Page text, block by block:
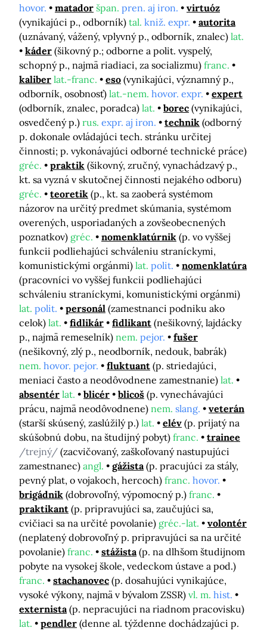
hovor.
matador špan. pren. aj iron.
virtuóz
(vynikajúci p., odborník) tal. kniž. expr.
autorita
(uznávaný, vážený, vplyvný p., odborník, znalec) lat.
káder (šikovný p.; odborne a polit. vyspelý,
schopný p., najmä riadiaci, za socializmu) franc.
kaliber lat.-franc. eso (vynikajúci, významný p.,
odborník, osobnosť) lat.-nem. hovor. expr.
expert
(odborník, znalec, poradca) lat. borec (vynikajúci,
osvedčený p.) rus. expr. aj iron. technik (odborný
p. dokonale ovládajúci tech. stránku určitej
činnosti; p. vykonávajúci odborné technické práce)
gréc.
praktik (šikovný, zručný, vynachádzavý p.,
kt. sa vyzná v skutočnej činnosti nejakého odboru)
gréc.
teoretik (p., kt. sa zaoberá systémom
názorov na určitý predmet skúmania, systémom
overených, usporiadaných a zovšeobecnených
poznatkov) gréc. nomenklatúrnik (p. vo vyššej
funkcii podliehajúci schváleniu straníckymi,
komunistickými orgánmi) lat. polit.
nomenklatúra
(pracovníci vo vyššej funkcii podliehajúci
schváleniu straníckymi, komunistickými orgánmi)
lat. polit. personál (zamestnanci podniku ako
celok) lat. fidlikár fidlikant (nešikovný, lajdácky
p., najmä remeselník) nem. pejor.
fušer
(nešikovný, zlý p., neodborník, nedouk, babrák)
nem. hovor. pejor. fluktuant (p. striedajúci,
meniaci často a neodôvodnene zamestnanie) lat.
absentér lat. blicér blicoš (p. vynechávajúci
prácu, najmä neodôvodnene) nem. slang.
veterán
(starší skúsený, zaslúžilý p.) lat. elév (p. prijatý na
skúšobnú dobu, na študijný pobyt) franc.
trainee
/trejný/ (zacvičovaný, zaškoľovaný nastupujúci
zamestnanec) angl. gážista (p. pracujúci za stály,
pevný plat, o vojakoch, hercoch) franc. hovor.
brigádnik (dobrovoľný, výpomocný p.) franc.
praktikant (p. pripravujúci sa, zaučujúci sa,
cvičiaci sa na určité povolanie) gréc.-lat.
volontér
(neplatený dobrovoľný p. pripravujúci sa na určité
povolanie) franc. stážista (p. na dlhšom študijnom
pobyte na vysokej škole, vedeckom ústave a pod.)
franc.
stachanovec (p. dosahujúci vynikajúce,
vysoké výkony, najmä v bývalom ZSSR) vl. m. hist.
externista (p. nepracujúci na riadnom pracovisku)
lat.
pendler (denne al. týždenne dochádzajúci p.